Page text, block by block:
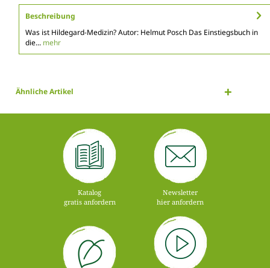
Beschreibung
Was ist Hildegard-Medizin? Autor: Helmut Posch Das Einstiegsbuch in
die... mehr
Ähnliche Artikel
Katalog
gratis anfordern
Newsletter
hier anfordern